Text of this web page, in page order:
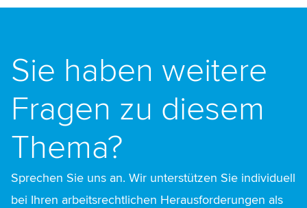
Sie haben weitere
Fragen zu diesem
Thema?
Sprechen Sie uns an. Wir unterstützen Sie individuell
bei Ihren arbeitsrechtlichen Herausforderungen als